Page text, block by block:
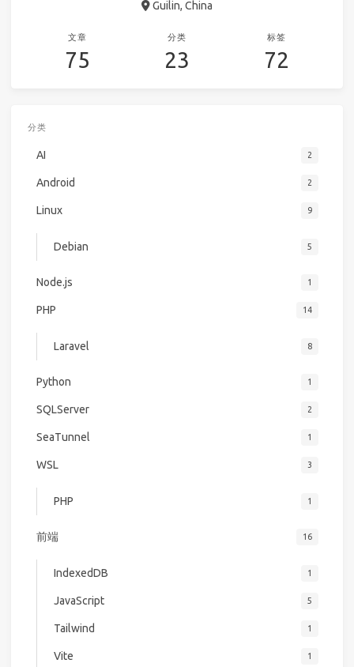
Guilin, China
文章
75
分类
23
标签
72
分类
AI 2
Android 2
Linux 9
Debian 5
Node.js 1
PHP 14
Laravel 8
Python 1
SQLServer 2
SeaTunnel 1
WSL 3
PHP 1
前端 16
IndexedDB 1
JavaScript 5
Tailwind 1
Vite 1